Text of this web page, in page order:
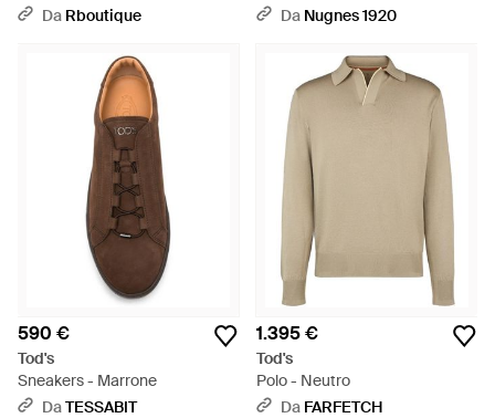
Da Rboutique
Da Nugnes 1920
590 €
Tod's
Sneakers - Marrone
DaTESSABIT
1.395 €
Tod's
Polo - Neutro
Da FARFETCH